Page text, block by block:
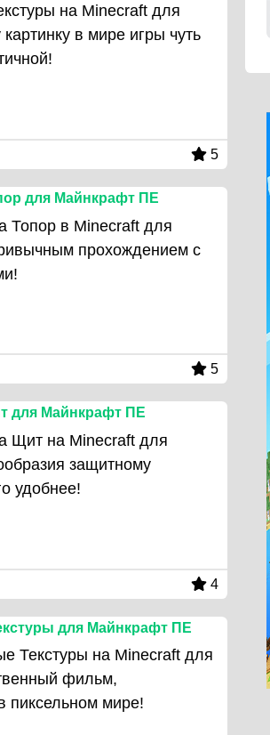
на Minecraft для
в мире игры чуть
5
для Майнкрафт ПЕ
Топор в Minecraft для
прохождением с
5
для Майнкрафт ПЕ
Щит на Minecraft для
защитному
удобнее!
4
для Майнкрафт ПЕ
Текстуры на Minecraft для
фильм,
пиксельном мире!